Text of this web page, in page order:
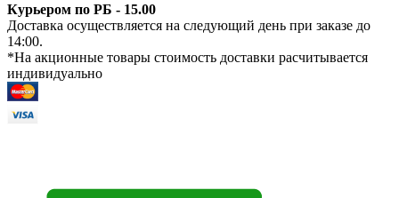
Курьером по РБ - 15.00
Доставка осуществляется на следующий день при заказе до
14:00.
*На акционные товары стоимость доставки расчитывается
индивидуально